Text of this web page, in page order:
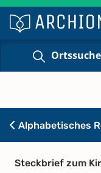
Ortssuche
Alphabetisches
Steckbrief zum